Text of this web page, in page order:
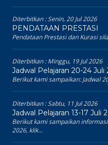
Diterbitkan :Senin, 20 Jul 2026
PENDATAAN PRESTASI
Pendataan Prestasi dan Kurasi
Diterbitkan :Minggu, 19 Jul 2026
Jadwal Pelajaran 20-24 Juli
Berikut kami sampaikan: Jadwal
Diterbitkan :Sabtu, 11 Jul 2026
Jadwal Pelajaran 13-17 Juli
Berikut kami sampaikan
2026, klik...